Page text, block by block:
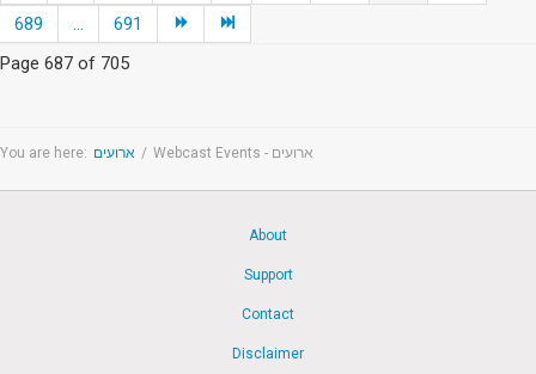
689
...
691
Page 687 of 705
You are here: ארועים / Webcast Events - ארועים
About
Support
Contact
Disclaimer